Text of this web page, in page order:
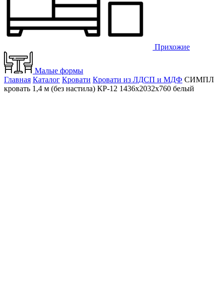
Прихожие
Малые формы
Главная Каталог Кровати Кровати из ЛДСП и МДФ СИМПЛ
кровать 1,4 м (без настила) КР-12 1436х2032х760 белый